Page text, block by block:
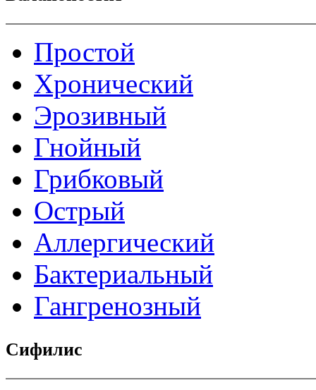
Простой
Хронический
Эрозивный
Гнойный
Грибковый
Острый
Аллергический
Бактериальный
Гангренозный
Сифилис